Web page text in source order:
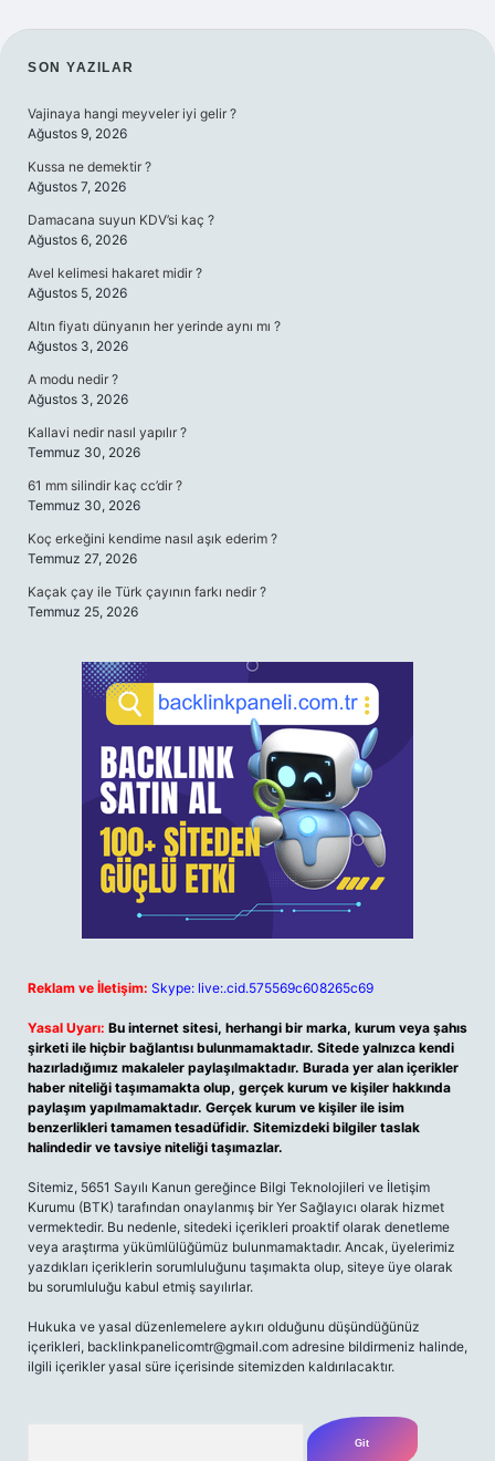
SIDEBAR
SON YAZILAR
Vajinaya hangi meyveler iyi gelir ?
Ağustos 9, 2026
Kussa ne demektir ?
Ağustos 7, 2026
Damacana suyun KDV’si kaç ?
Ağustos 6, 2026
Avel kelimesi hakaret midir ?
Ağustos 5, 2026
Altın fiyatı dünyanın her yerinde aynı mı ?
Ağustos 3, 2026
A modu nedir ?
Ağustos 3, 2026
Kallavi nedir nasıl yapılır ?
Temmuz 30, 2026
61 mm silindir kaç cc’dir ?
Temmuz 30, 2026
Koç erkeğini kendime nasıl aşık ederim ?
Temmuz 27, 2026
Kaçak çay ile Türk çayının farkı nedir ?
Temmuz 25, 2026
Reklam ve İletişim: Skype: live:.cid.575569c608265c69
Yasal Uyarı: Bu internet sitesi, herhangi bir marka, kurum veya şahıs
şirketi ile hiçbir bağlantısı bulunmamaktadır. Sitede yalnızca kendi
hazırladığımız makaleler paylaşılmaktadır. Burada yer alan içerikler
haber niteliği taşımamakta olup, gerçek kurum ve kişiler hakkında
paylaşım yapılmamaktadır. Gerçek kurum ve kişiler ile isim
benzerlikleri tamamen tesadüfidir. Sitemizdeki bilgiler taslak
halindedir ve tavsiye niteliği taşımazlar.
Sitemiz, 5651 Sayılı Kanun gereğince Bilgi Teknolojileri ve İletişim
Kurumu (BTK) tarafından onaylanmış bir Yer Sağlayıcı olarak hizmet
vermektedir. Bu nedenle, sitedeki içerikleri proaktif olarak denetleme
veya araştırma yükümlülüğümüz bulunmamaktadır. Ancak, üyelerimiz
yazdıkları içeriklerin sorumluluğunu taşımakta olup, siteye üye olarak
bu sorumluluğu kabul etmiş sayılırlar.
Hukuka ve yasal düzenlemelere aykırı olduğunu düşündüğünüz
içerikleri, backlinkpanelicomtr@gmail.com adresine bildirmeniz halinde,
ilgili içerikler yasal süre içerisinde sitemizden kaldırılacaktır.